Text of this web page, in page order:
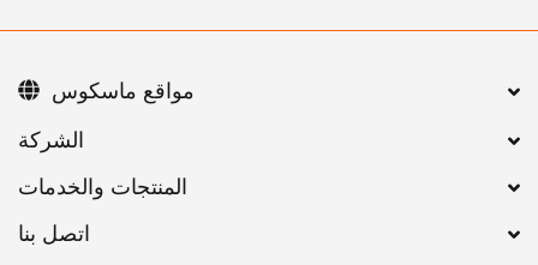
اتصل بنا
مواقع ماسكوس